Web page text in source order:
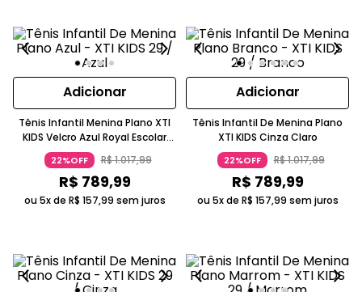
Adicionar
Tênis Infantil Menina Plano XTI
KIDS Velcro Azul Royal Escolar
Vegano PETA
22%OFF R$1.017,99
R$ 789,99
ou 5x de R$ 157,99 sem juros
Adicionar
Tênis Infantil De Menina Plano
XTI KIDS Cinza Claro
22%OFF R$1.017,99
R$ 789,99
ou 5x de R$ 157,99 sem juros